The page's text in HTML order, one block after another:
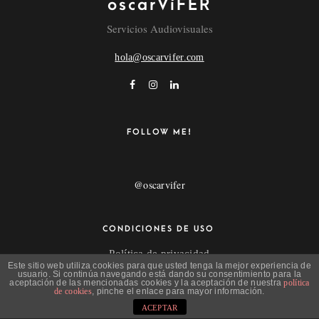
oscarVíFER
Servicios Audiovisuales
hola@oscarvifer.com
FOLLOW ME!
@oscarvifer
CONDICIONES DE USO
Política de privacidad
Aviso Legal
Este sitio web utiliza cookies para que usted tenga la mejor experiencia de
usuario. Si continúa navegando está dando su consentimiento para la
aceptación de las mencionadas cookies y la aceptación de nuestrapolítica
de cookies, pinche el enlace para mayor información.
ACEPTAR